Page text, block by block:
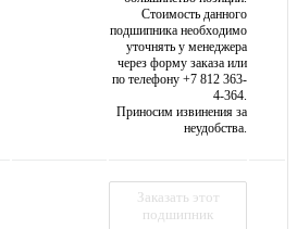
Стоимость данного
подшипника необходимо
уточнять у менеджера
через форму заказа или
по телефону +7 812 363-
4-364.
Приносим извинения за
неудобства.
Заказать этот
подшипник